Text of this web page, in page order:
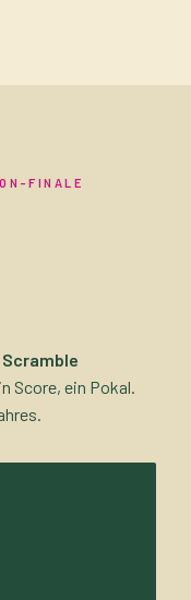
FINALE
Scramble
Score, ein Pokal.